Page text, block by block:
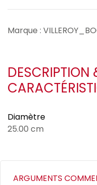
Marque :
DESCRIPTION
Diamètre
25.00 cm
ARGUMENTS